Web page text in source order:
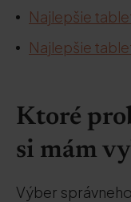
Najlepšie
Najlepšie
Ktoré
si mám
Výber